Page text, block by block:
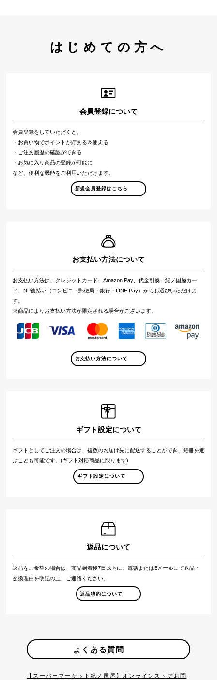
はじめての方へ
会員登録について
会員登録をしていただくと、
・お買い物でポイントが貯まる＆使える
・ご注文履歴の確認ができる
・お気に入り商品の登録が可能に
など、便利な機能をご利用いただけます。
新規会員登録はこちら
お支払い方法について
お支払い方法は、クレジットカード、Amazon Pay、代金引換、紀ノ国屋カー
ド、NP後払い（コンビニ・郵便局・銀行・LINE Pay）からお選びいただけま
す。
※商品によりお支払い方法が限定される場合がございます。
お支払い方法について
ギフト設定について
ギフトとしてご注文の場合は、複数のお届け先に配送することができ、短冊を選
ぶことも可能です。(ギフト対応商品に限ります)
ギフト設定について
返品について
返品をご希望の場合は、商品到着後7日以内に、電話またはEメールにて返品・
交換理由を明記の上、ご連絡ください。
返品特約について
よくある質問
【スーパーマーケット紀ノ国屋】オンラインストアお問